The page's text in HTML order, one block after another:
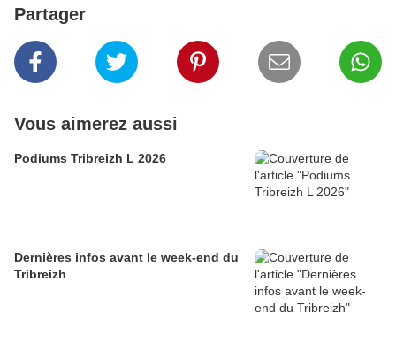
Partager
Vous aimerez aussi
Podiums Tribreizh L 2026
Dernières infos avant le week-end du
Tribreizh